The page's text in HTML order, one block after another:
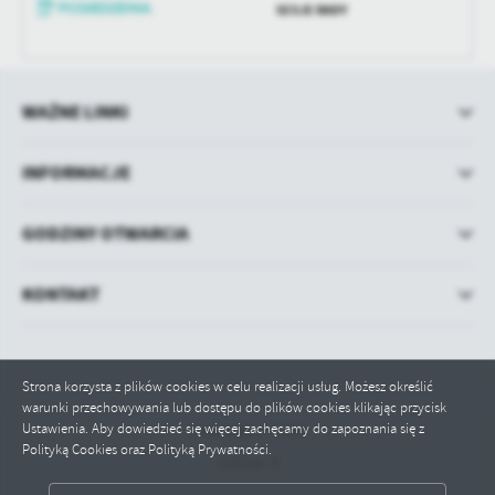
Strona korzysta z plików cookies w celu realizacji usług. Możesz określić
warunki przechowywania lub dostępu do plików cookies klikając przycisk
Ustawienia. Aby dowiedzieć się więcej zachęcamy do zapoznania się z
Polityką Cookies oraz Polityką Prywatności.
treści w postaci wiadomości, ofert, komunikatów mediów
SESJE RADY
WAŻNE LINKI
INFORMACJE
GODZINY OTWARCIA
KONTAKT
Odwiedzin: 71262